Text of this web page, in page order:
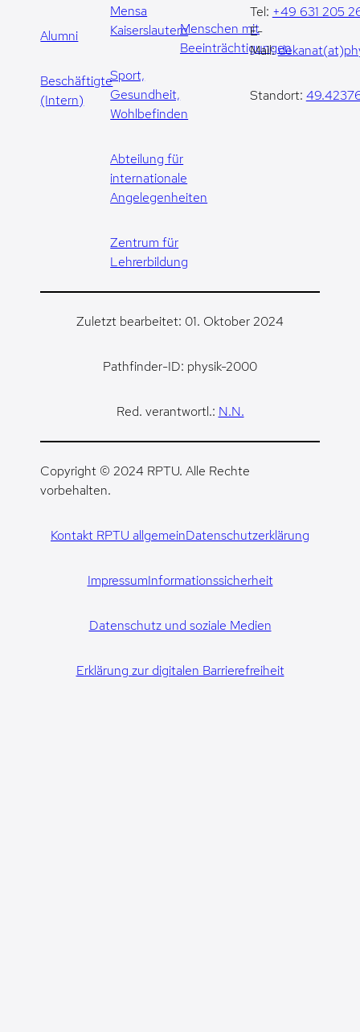
Alumni
Beschäftigte
(Intern)
Mensa
Kaiserslautern
Sport,
Gesundheit,
Wohlbefinden
Abteilung für
internationale
Angelegenheiten
Zentrum für
Lehrerbildung
Menschen mit
Beeinträchtigungen
Tel: +49 631 205
E-
Mail:
Standort:
Zuletzt bearbeitet: 01. Oktober 2024
Pathfinder-ID: physik-2000
Red. verantwortl.: N.N.
Copyright © 2024 RPTU. Alle Rechte
vorbehalten.
Kontakt RPTU allgemeinDatenschutzerklärung
ImpressumInformationssicherheit
Datenschutz und soziale Medien
Erklärung zur digitalen Barrierefreiheit